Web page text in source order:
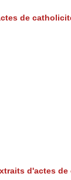
de
d'actes